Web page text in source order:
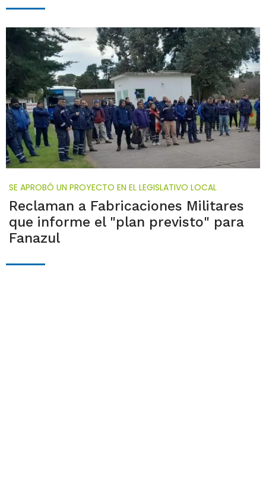
SE APROBÓ UN PROYECTO EN EL LEGISLATIVO LOCAL
Reclaman a Fabricaciones Militares
que informe el "plan previsto" para
Fanazul